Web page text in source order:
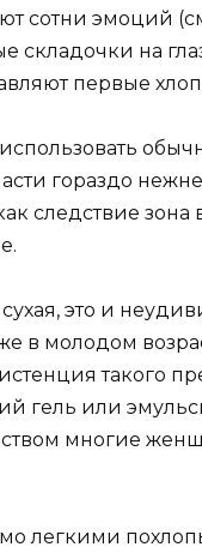
сотни эмоций
складочки на
первые
гораздо
следствие зона
это и
в молодом
такого
гель или
многие
легкими